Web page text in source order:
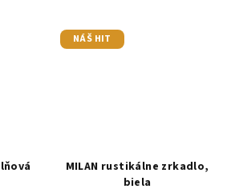
NÁŠ HIT
MILAN rustikálne zrkadlo,
biela